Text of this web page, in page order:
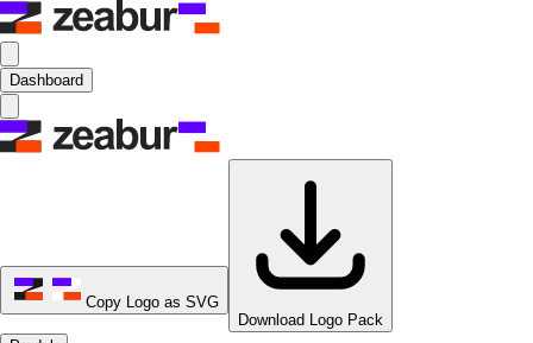
Dashboard
Copy Logo as SVG
Download Logo Pack